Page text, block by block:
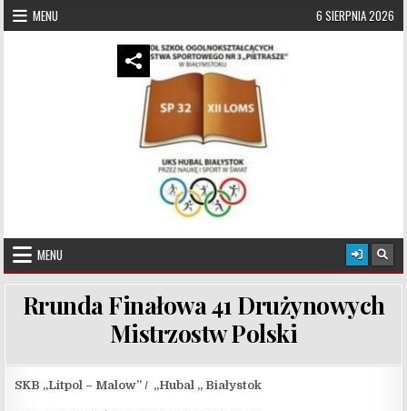
Skip to content
MENU 6 SIERPNIA 2026
UKS Hubal Białystok
MENU
Rrunda Finałowa 41 Drużynowych
Mistrzostw Polski
SKB „Litpol – Malow” / „Hubal „ Białystok